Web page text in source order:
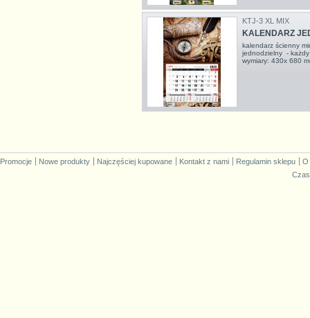
KTJ-3 XL MIX
KALENDARZ
kalendarz ścienny
jednodzielny -
wymiary: 430x 680
Promocje Nowe produkty Najczęściej kupowane Kontakt z nami Regulamin sklepu
O